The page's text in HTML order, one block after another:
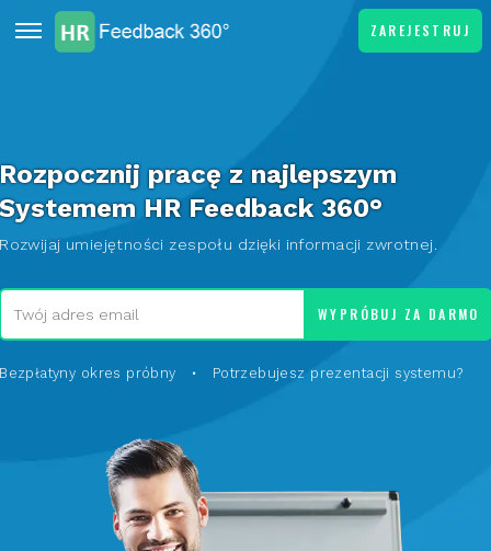
ZAREJESTRUJ
Rozpocznij pracę z najlepszym
Systemem HR Feedback 360°
Rozwijaj umiejętności zespołu dzięki informacji zwrotnej.
WYPRÓBUJ ZA DARMO
Bezpłatyny okres próbny • Potrzebujesz prezentacji systemu?